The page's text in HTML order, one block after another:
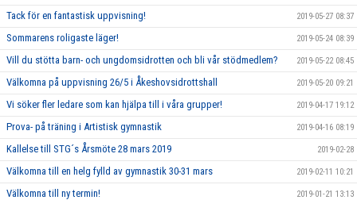
Tack för en fantastisk uppvisning! 2019-05-27 08:37
Sommarens roligaste läger! 2019-05-24 08:39
Vill du stötta barn- och ungdomsidrotten och bli vår stödmedlem? 2019-05-22 08:45
Välkomna på uppvisning 26/5 i Åkeshovsidrottshall 2019-05-20 09:21
Vi söker fler ledare som kan hjälpa till i våra grupper! 2019-04-17 19:12
Prova- på träning i Artistisk gymnastik 2019-04-16 08:19
Kallelse till STG´s Årsmöte 28 mars 2019 2019-02-28
Välkomna till en helg fylld av gymnastik 30-31 mars 2019-02-11 10:21
Välkomna till ny termin! 2019-01-21 13:13